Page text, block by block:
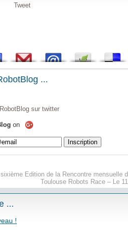
Tweet
...
sur twitter
on
Edition de la Rencontre mensuelle
Toulouse Robots Race – Le
...
!